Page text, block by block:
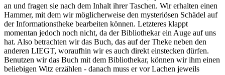
an und fragen sie nach dem Inhalt ihrer Taschen. Wir erhalten einen
Hammer, mit dem wir möglicherweise den mysteriösen Schädel auf
der Informationstheke bearbeiten können. Letzteres klappt
momentan jedoch noch nicht, da der Bibliothekar ein Auge auf uns
hat. Also betrachten wir das Buch, das auf der Theke neben den
anderen LIEGT, woraufhin wir es auch direkt einstecken dürfen.
Benutzen wir das Buch mit dem Bibliothekar, können wir ihm einen
beliebigen Witz erzählen - danach muss er vor Lachen jeweils